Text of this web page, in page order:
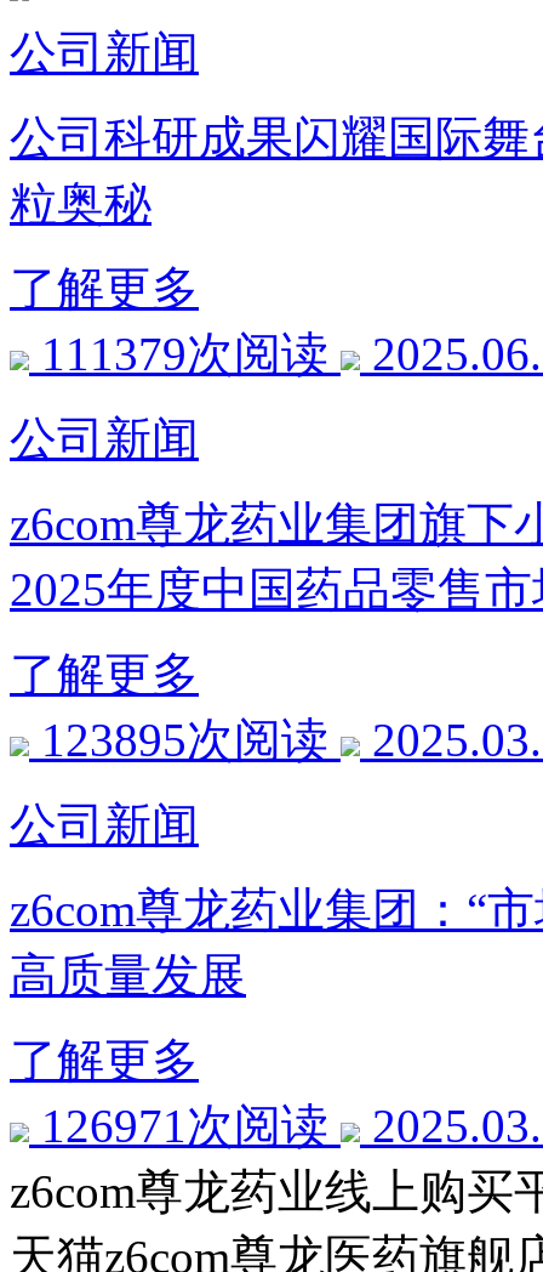
公司新闻
公司科研成果闪耀国际舞
粒奥秘
了解更多
111379次阅读
公司新闻
z6com尊龙药业集团旗下
2025年度中国药品零售
了解更多
123895次阅读
公司新闻
z6com尊龙药业集团：“
高质量发展
了解更多
126971次阅读
z6com尊龙药业线上购买
天猫z6com尊龙医药旗舰